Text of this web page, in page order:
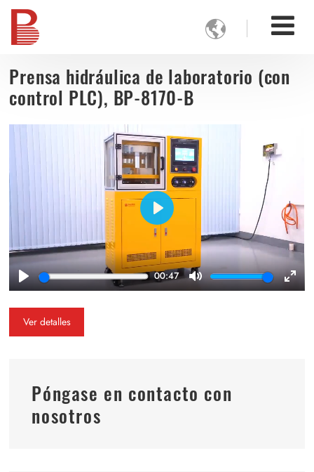

Prensa hidráulica de laboratorio (con
control PLC), BP-8170-B
Play
00:47
Mute
Play
Ver detalles
Póngase en contacto con
nosotros